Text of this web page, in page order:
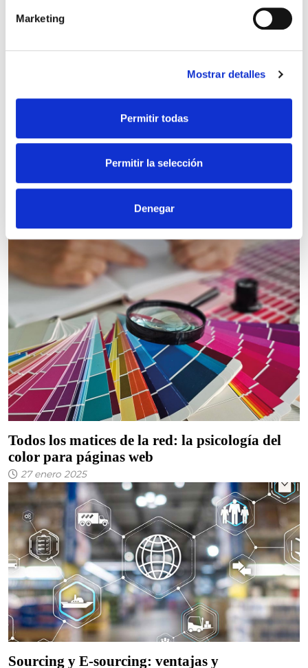
para buscar características específicas (huellas
digitales)
. Puede cambiar o retirar su
Las cookies de este sitio web se usan para personalizar
el contenido y los anuncios, ofrecer funciones de redes
información sobre el uso que haga del sitio web con
nuestros partners de redes sociales, publicidad y análisis
web, quienes pueden combinarla con otra información
que les haya proporcionado o que hayan recopilado a
partir del uso que haya hecho de sus servicios.
Marketing
Mostrar detalles
Permitir todas
Permitir la selección
Denegar
Todos los matices de la red: la psicología del
color para páginas web
27 enero 2025
Sourcing y E-sourcing: ventajas y